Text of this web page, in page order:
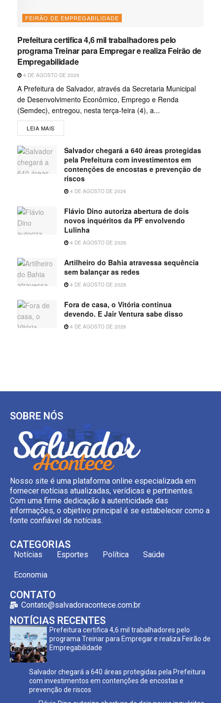
FEIRÃO DE EMPREGABILIDADE
Prefeitura certifica 4,6 mil trabalhadores pelo
programa Treinar para Empregar e realiza Feirão de
Empregabilidade
4 DE AGOSTO DE 2026
A Prefeitura de Salvador, através da Secretaria Municipal
de Desenvolvimento Econômico, Emprego e Renda
(Semdec), entregou, nesta terça-feira (4), a...
LEIA MAIS
Salvador chegará a 640 áreas protegidas
pela Prefeitura com investimentos em
contenções de encostas e prevenção de
riscos
4 DE AGOSTO DE 2026
Flávio Dino autoriza abertura de dois
novos inquéritos da PF envolvendo
Lulinha
4 DE AGOSTO DE 2026
Artilheiro do Bahia atravessa sequência
sem balançar as redes
4 DE AGOSTO DE 2026
Fora de casa, o Vitória continua
devendo. E Jair Ventura sabe disso
4 DE AGOSTO DE 2026
SOBRE NÓS
Nosso site é uma plataforma online especializada em
fornecer notícias atualizadas, verídicas e pertinentes.
Com uma firme dedicação à autenticidade das
informações, o objetivo principal é se estabelecer como a
fonte confiável de notícias.
CATEGORIAS
Notícias Esportes Política Saúde
Economia
CONTATO
Contato@salvadoracontece.com.br
NOTÍCIAS RECENTES
Prefeitura certifica 4,6 mil trabalhadores pelo
programa Treinar para Empregar e realiza Feirão de
Empregabilidade
Salvador chegará a 640 áreas protegidas pela Prefeitura
com investimentos em contenções de encostas e
prevenção de riscos